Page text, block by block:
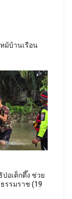
ม้บ้านเรือน
อเต็กตึ๊ง ช่วย
รรมราช (19